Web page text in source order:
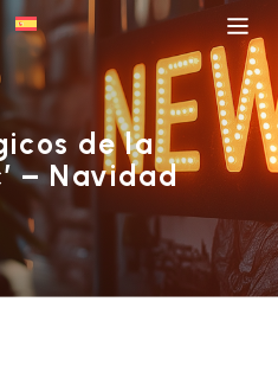
de la
– Navidad